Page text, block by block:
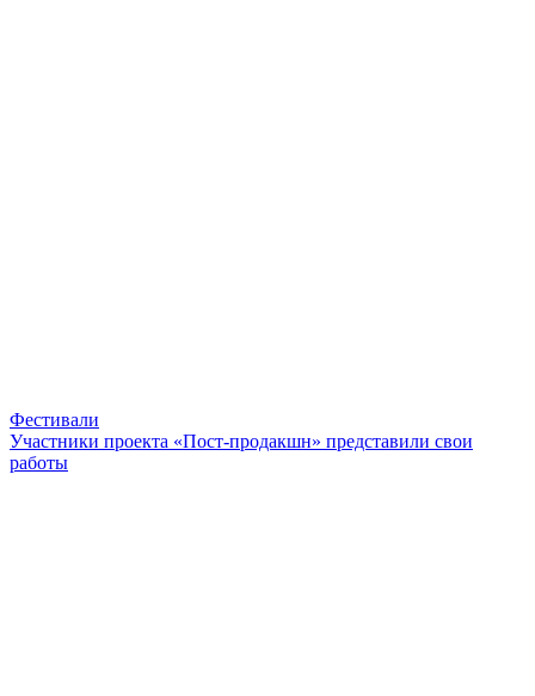
Фестивали
Участники проекта «Пост-продакшн» представили свои
работы